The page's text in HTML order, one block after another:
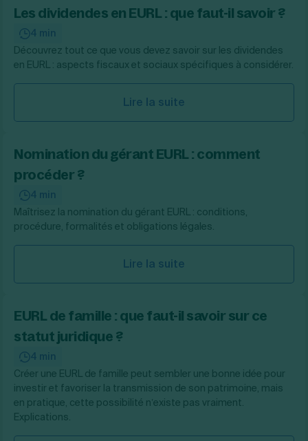
Les dividendes en EURL : que faut-il savoir ?
4 min
Découvrez tout ce que vous devez savoir sur les dividendes
en EURL : aspects fiscaux et sociaux spécifiques à considérer.
Lire la suite
Nomination du gérant EURL : comment
procéder ?
4 min
Maîtrisez la nomination du gérant EURL : conditions,
procédure, formalités et obligations légales.
Lire la suite
EURL de famille : que faut-il savoir sur ce
statut juridique ?
4 min
Créer une EURL de famille peut sembler une bonne idée pour
investir et favoriser la transmission de son patrimoine, mais
en pratique, cette possibilité n’existe pas vraiment.
Explications.